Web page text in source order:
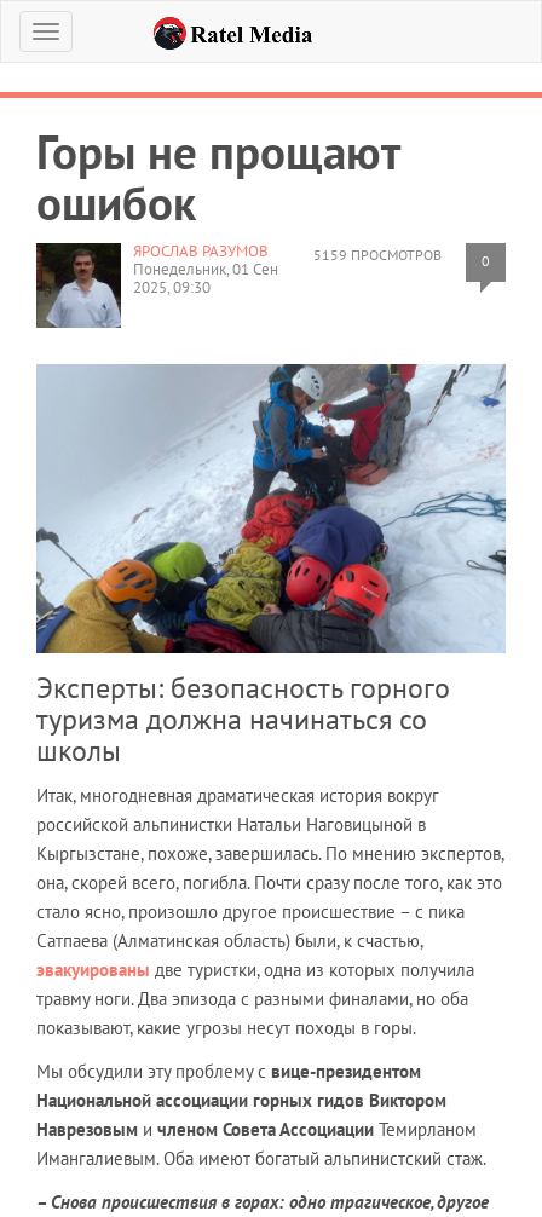
Меню
Горы не прощают
ошибок
5159 ПРОСМОТРОВ 0
ЯРОСЛАВ РАЗУМОВ
Понедельник, 01 Сен
2025, 09:30
Эксперты: безопасность горного
туризма должна начинаться со
школы
Итак, многодневная драматическая история вокруг
российской альпинистки Натальи Наговицыной в
Кыргызстане, похоже, завершилась. По мнению экспертов,
она, скорей всего, погибла. Почти сразу после того, как это
стало ясно, произошло другое происшествие – с пика
Сатпаева (Алматинская область) были, к счастью,
эвакуированы две туристки, одна из которых получила
травму ноги. Два эпизода с разными финалами, но оба
показывают, какие угрозы несут походы в горы.
Мы обсудили эту проблему с вице-президентом
Национальной ассоциации горных гидов Виктором
Наврезовым и членом Совета Ассоциации Темирланом
Имангалиевым. Оба имеют богатый альпинистский стаж.
– Снова происшествия в горах: одно трагическое, другое